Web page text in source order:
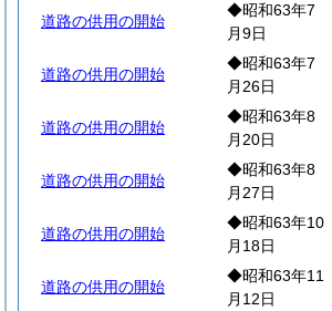
道路の供用の開始
◆昭和63年7
月9日
道路の供用の開始
◆昭和63年7
月26日
道路の供用の開始
◆昭和63年8
月20日
道路の供用の開始
◆昭和63年8
月27日
道路の供用の開始
◆昭和63年10
月18日
道路の供用の開始
◆昭和63年11
月12日